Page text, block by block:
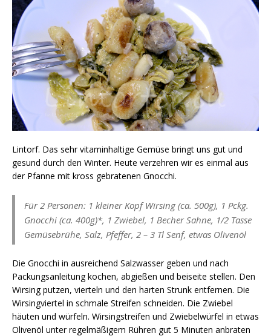
Lintorf. Das sehr vitaminhaltige Gemüse bringt uns gut und
gesund durch den Winter. Heute verzehren wir es einmal aus
der Pfanne mit kross gebratenen Gnocchi.
Für 2 Personen: 1 kleiner Kopf Wirsing (ca. 500g), 1 Pckg.
Gnocchi (ca. 400g)*, 1 Zwiebel, 1 Becher Sahne, 1/2 Tasse
Gemüsebrühe, Salz, Pfeffer, 2 – 3 Tl Senf, etwas Olivenöl
Die Gnocchi in ausreichend Salzwasser geben und nach
Packungsanleitung kochen, abgießen und beiseite stellen. Den
Wirsing putzen, vierteln und den harten Strunk entfernen. Die
Wirsingviertel in schmale Streifen schneiden. Die Zwiebel
häuten und würfeln. Wirsingstreifen und Zwiebelwürfel in etwas
Olivenöl unter regelmäßigem Rühren gut 5 Minuten anbraten